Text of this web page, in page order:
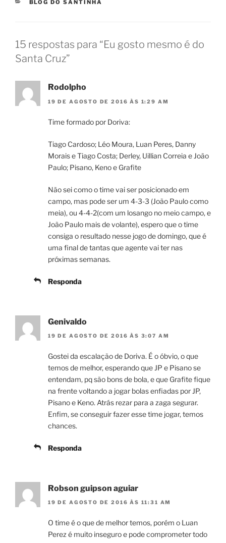
CATEGORIAS
BLOG DO SANTINHA
15 respostas para “Eu gosto mesmo é do
Santa Cruz”
Rodolpho
19 DE AGOSTO DE 2016 ÀS 1:29 AM
Time formado por Doriva:
Tiago Cardoso; Léo Moura, Luan Peres, Danny
Morais e Tiago Costa; Derley, Uillian Correia e João
Paulo; Pisano, Keno e Grafite
Não sei como o time vai ser posicionado em
campo, mas pode ser um 4-3-3 (João Paulo como
meia), ou 4-4-2(com um losango no meio campo, e
João Paulo mais de volante), espero que o time
consiga o resultado nesse jogo de domingo, que é
uma final de tantas que agente vai ter nas
próximas semanas.
Responda
Genivaldo
19 DE AGOSTO DE 2016 ÀS 3:07 AM
Gostei da escalação de Doriva. É o óbvio, o que
temos de melhor, esperando que JP e Pisano se
entendam, pq são bons de bola, e que Grafite fique
na frente voltando a jogar bolas enfiadas por JP,
Pisano e Keno. Atrás rezar para a zaga segurar.
Enfim, se conseguir fazer esse time jogar, temos
chances.
Responda
Robson guipson aguiar
19 DE AGOSTO DE 2016 ÀS 11:31 AM
O time é o que de melhor temos, porém o Luan
Perez é muito inseguro e pode comprometer todo